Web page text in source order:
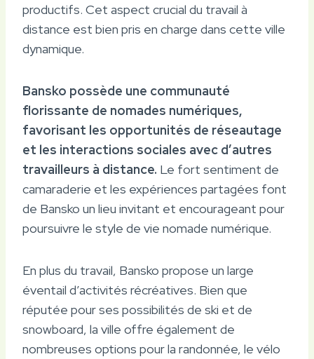
productifs. Cet aspect crucial du travail à
distance est bien pris en charge dans cette ville
dynamique.
Bansko possède une communauté
florissante de nomades numériques,
favorisant les opportunités de réseautage
et les interactions sociales avec d’autres
travailleurs à distance. Le fort sentiment de
camaraderie et les expériences partagées font
de Bansko un lieu invitant et encourageant pour
poursuivre le style de vie nomade numérique.
En plus du travail, Bansko propose un large
éventail d’activités récréatives. Bien que
réputée pour ses possibilités de ski et de
snowboard, la ville offre également de
nombreuses options pour la randonnée, le vélo